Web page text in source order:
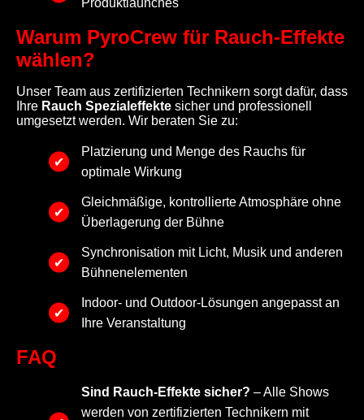
Produktlaunches
Warum PyroCrew für Rauch-Effekte
wählen?
Unser Team aus zertifizierten Technikern sorgt dafür, dass
Ihre Rauch Spezialeffekte sicher und professionell
umgesetzt werden. Wir beraten Sie zu:
Platzierung und Menge des Rauchs für
optimale Wirkung
Gleichmäßige, kontrollierte Atmosphäre ohne
Überlagerung der Bühne
Synchronisation mit Licht, Musik und anderen
Bühnenelementen
Indoor- und Outdoor-Lösungen angepasst an
Ihre Veranstaltung
FAQ
Sind Rauch-Effekte sicher? – Alle Shows
werden von zertifizierten Technikern mit